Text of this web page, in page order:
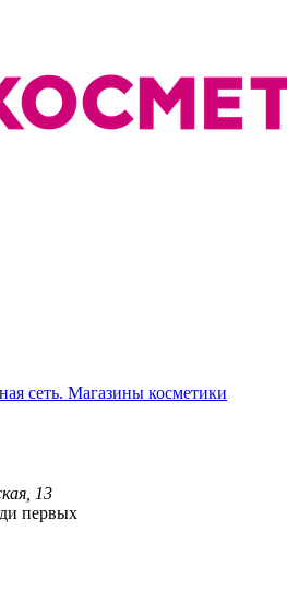
сеть. Магазины косметики
13
первых